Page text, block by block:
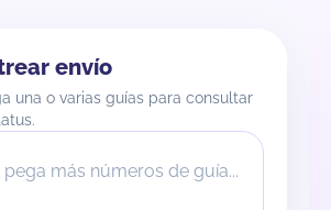
envío
una o varias guías para consultar